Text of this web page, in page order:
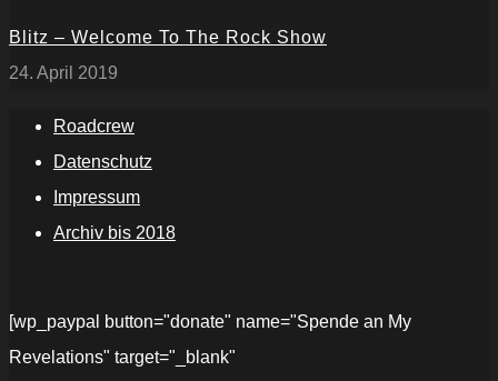
Blitz – Welcome To The Rock Show
24. April 2019
Roadcrew
Datenschutz
Impressum
Archiv bis 2018
[wp_paypal button="donate" name="Spende an My
Revelations" target="_blank"